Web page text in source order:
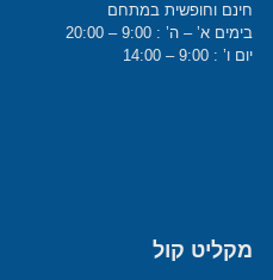
חינם וחופשית במתחם
בימים א’ – ה’ : 9:00 – 20:00
יום ו’ : 9:00 – 14:00
מקליט קול